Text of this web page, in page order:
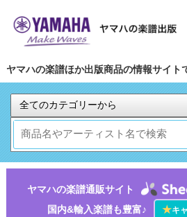
ヤマハの楽譜ほか出版商品の情報サイト
ヤマハの楽譜通販サイト
国内&輸入楽譜も豊富♪
★キ